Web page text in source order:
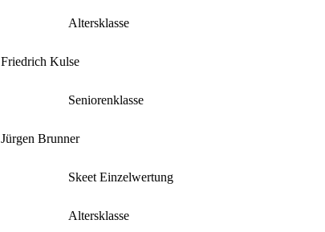
Altersklasse
Friedrich Kulse
Seniorenklasse
Jürgen Brunner
Skeet Einzelwertung
Altersklasse